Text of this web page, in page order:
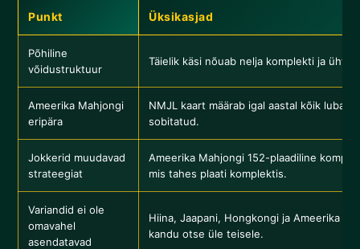
Punkt Üksikasjad
Põhiline
võidustruktuur
Täielik käsi nõuab nelja komplekti ja ühte
Ameerika Mahjongi
eripära
NMJL kaart määrab igal aastal kõik
sobitatud.
Jokkerid muudavad
strateegiat
Ameerika Mahjongi 152-plaadiline
mis tahes plaati komplektis.
Variandid ei ole
omavahel
asendatavad
Hiina, Jaapani, Hongkongi ja Ameerika
kandu otse üle teisele.